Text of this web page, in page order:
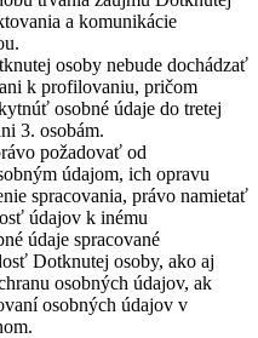
a komunikácie
osoby nebude dochádzať
k profilovaniu, pričom
osobné údaje do tretej
3. osobám.
požadovať od
údajom, ich opravu
spracovania, právo namietať
údajov k inému
údaje spracované
Dotknutej osoby, ako aj
osobných údajov, ak
osobných údajov v